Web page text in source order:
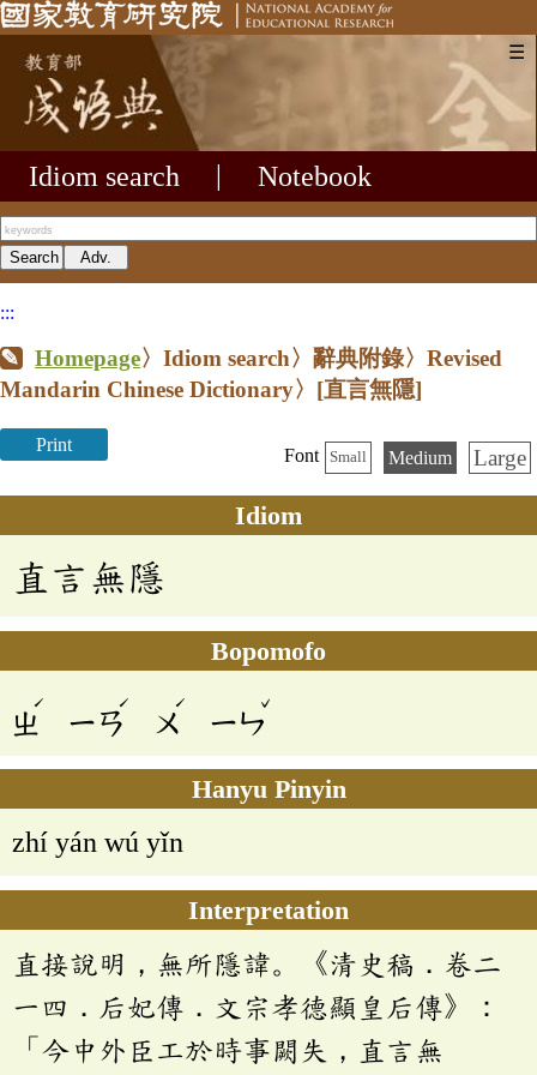
☰
Idiom search Notebook
:::
Homepage〉Idiom search〉辭典附錄〉Revised
Mandarin Chinese Dictionary〉 [直言無隱]
Print
Font Small Medium Large
Idiom
直言無隱
Bopomofo
ㄓ
ˊ
ㄧㄢ
ˊ
ㄨ
ˊ
ㄧㄣ
ˇ
Hanyu Pinyin
zhí yán wú yǐn
Interpretation
直接說明，無所隱諱。《清史稿．卷二
一四．后妃傳．文宗孝德顯皇后傳》：
「今中外臣工於時事闕失，直言無